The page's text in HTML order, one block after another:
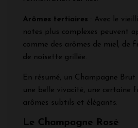
Arômes tertiaires : Avec le
notes plus complexes peuvent
comme des arômes de miel, de
de noisette grillée.
En résumé, un Champagne
une belle vivacité, une certaine
arômes subtils et élégants.
Le Champagne Rosé